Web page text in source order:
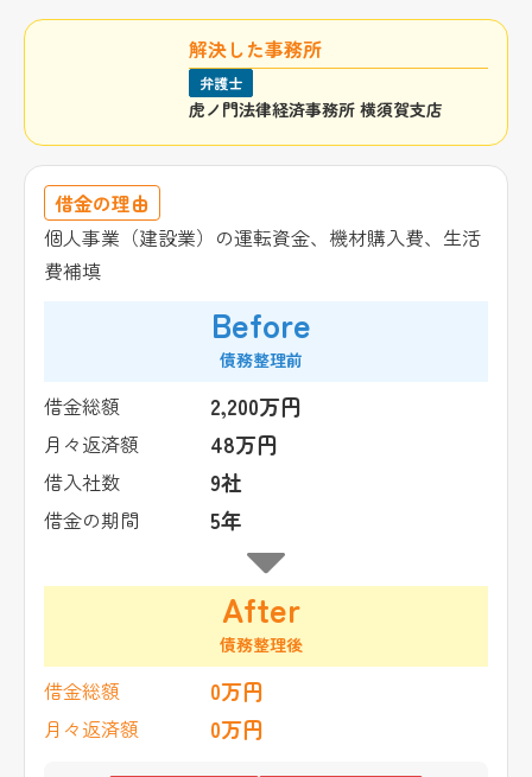
解決した事務所
弁護士
虎ノ門法律経済事務所 横須賀支店
借金の理由
個人事業（建設業）の運転資金、機材購入費、生活
費補填
Before
債務整理前
借金総額 2,200万円
月々返済額 48万円
借入社数 9社
借金の期間 5年
After
債務整理後
借金総額 0万円
月々返済額 0万円